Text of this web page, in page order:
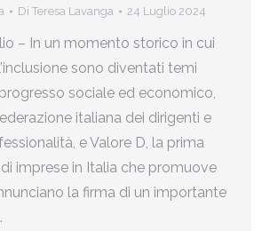
Di Teresa Lavanga 24 Luglio 2024
– In un momento storico in cui
sono diventati temi
sociale ed economico,
italiana dei dirigenti e
e Valore D, la prima
imprese in Italia che promuove
la firma di un importante